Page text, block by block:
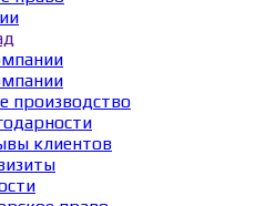
производство
клиентов